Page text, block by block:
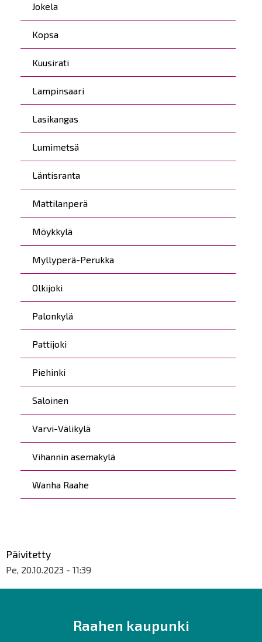
Jokela
Kopsa
Kuusirati
Lampinsaari
Lasikangas
Lumimetsä
Läntisranta
Mattilanperä
Möykkylä
Myllyperä-Perukka
Olkijoki
Palonkylä
Pattijoki
Piehinki
Saloinen
Varvi-Välikylä
Vihannin asemakylä
Wanha Raahe
Päivitetty
Pe, 20.10.2023 - 11:39
Raahen kaupunki